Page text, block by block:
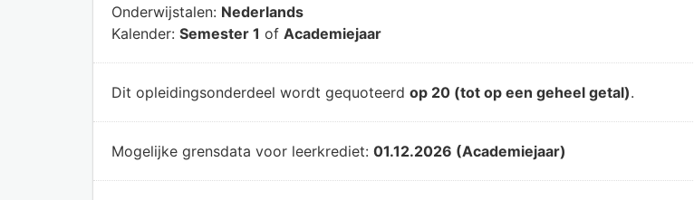
Onderwijstalen: Nederlands
Kalender: Semester 1 of Academiejaar
Dit opleidingsonderdeel wordt gequoteerd op 20 (tot op een geheel getal).
Mogelijke grensdata voor leerkrediet: 01.12.2026 (Academiejaar)